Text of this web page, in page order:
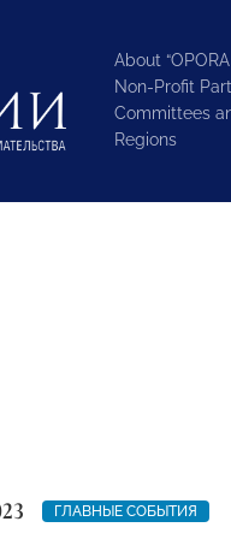
About “OPORA
Non-Profit
Committees
Regions
ГЛАВНЫЕ СОБЫТИЯ